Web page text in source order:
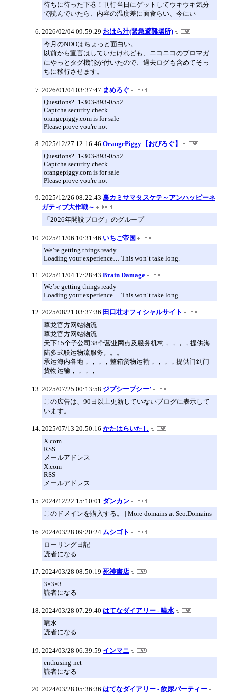
待ちに待った下巻！刊行当日にゲットしてウキウキ気分
で読んでいたら、内容の温度差に面食らい、今にい
2026/02/04 09:59:29 おはら汁(緊急避難場所)
今月のNDOはちょっと面白い。
以前から宣言はしていたけれども、ニコニコのブロマガ
にやっとタグ機能が付いたので、過去ログも含めてそっ
ちに移行させます。
2026/01/04 03:37:47 まめろぐ
Questions?+1-303-893-0552
Captcha security check
orangepiggy.com is for sale
Please prove you're not
2025/12/27 12:16:46 OrangePiggy【おぴろぐ】
Questions?+1-303-893-0552
Captcha security check
orangepiggy.com is for sale
Please prove you're not
2025/12/26 08:22:43 裏カミサマタスケテ～アンハッピーネ
ガティブ大作戦～
「2026年開設ブログ」のグループ
2025/11/06 10:31:46 いちご帝国
We’re getting things ready
Loading your experience… This won’t take long.
2025/11/04 17:28:43 Brain Damage
We’re getting things ready
Loading your experience… This won’t take long.
2025/08/21 03:37:36 田口壮オフィシャルサイト
尊龙官方网站物流
尊龙官方网站物流
天下15个子公司38个营业网点及服务机构，，，，提供海
陆多式联运物流服务。。。
承运海内各地，，，，整箱货物运输，，，，提供门到门
货物运输，，，，
2025/07/25 00:13:58 ジプシープシー’
この広告は、90日以上更新していないブログに表示して
います。
2025/07/13 20:50:16 かたはらいたし
X.com
RSS
メールアドレス
X.com
RSS
メールアドレス
2024/12/22 15:10:01 ダンカン
このドメインを購入する。 | More domains at Seo.Domains
2024/03/28 09:20:24 ムシゴト
ローリング日記
読者になる
2024/03/28 08:50:19 死神書店
3×3×3
読者になる
2024/03/28 07:29:40 はてなダイアリー - 噴水
噴水
読者になる
2024/03/28 06:39:59 インマニ
enthusing-net
読者になる
2024/03/28 05:36:36 はてなダイアリー - 飲尿パーティー